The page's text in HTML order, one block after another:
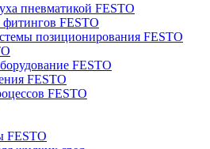
пневматикой FESTO
FESTO
позиционирования FESTO
FESTO
FESTO
FESTO
FESTO